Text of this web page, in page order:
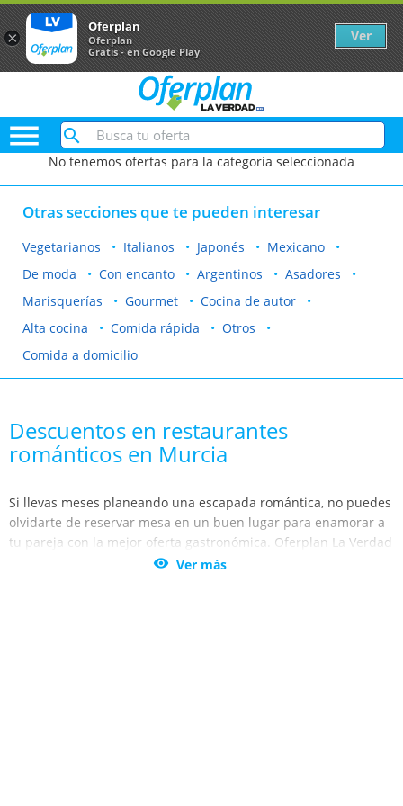

No tenemos ofertas para la categoría seleccionada
Otras secciones que te pueden interesar
Vegetarianos Italianos Japonés
Mexicano
De moda
Con encanto Argentinos
Asadores
Marisquerías
Gourmet
Cocina de autor
Alta cocina
Comida rápida
Otros
Comida a domicilio
Descuentos en restaurantes
románticos en Murcia
Si llevas meses planeando una escapada romántica, no puedes
olvidarte de reservar mesa en un buen lugar para enamorar a
tu pareja con la mejor oferta gastronómica. Oferplan La Verdad
te trae las ofertas más deliciosas para que reserves en los
 Ver más
×
Oferplan
Oferplan
Gratis - en Google Play
Ver